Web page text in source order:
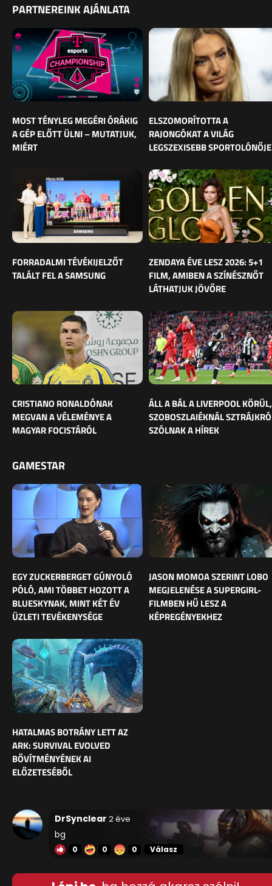
PARTNEREINK AJÁNLATA
MOST TÉNYLEG MEGÉRI ÓRÁKIG
A GÉP ELŐTT ÜLNI – MUTATJUK,
MIÉRT
ELSZOMORÍTOTTA A
RAJONGÓKAT A VILÁG
LEGSZEXISEBB SPORTOLÓNŐJE
FORRADALMI TÉVÉKIJELZŐT
TALÁLT FEL A SAMSUNG
ZENDAYA ÉVE LESZ 2026: 5+1
FILM, AMIBEN A SZÍNÉSZNŐT
LÁTHATJUK JÖVŐRE
CRISTIANO RONALDÓNAK
MEGVAN A VÉLEMÉNYE A
MAGYAR FOCISTÁRÓL
ÁLL A BÁL A LIVERPOOL KÖRÜL,
SZOBOSZLAIÉKNÁL
SZÓLNAK A HÍREK
GAMESTAR
EGY ZUCKERBERGET GÚNYOLÓ
PÓLÓ, AMI TÖBBET HOZOTT A
BLUESKYNAK, MINT KÉT ÉV
ÜZLETI TEVÉKENYSÉGE
JASON MOMOA SZERINT LOBO
MEGJELENÉSE A SUPERGIRL-
FILMBEN HŰ LESZ A
KÉPREGÉNYEKHEZ
HATALMAS BOTRÁNY LETT AZ
ARK: SURVIVAL EVOLVED
BŐVÍTMÉNYÉNEK AI
ELŐZETESÉBŐL
DrSynclear 2 éve
bg
0 0 0 Válasz